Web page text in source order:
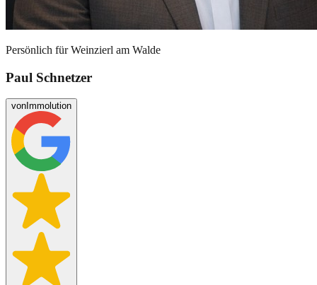
Persönlich fürWeinzierl am Walde
Paul Schnetzer
von Immolution